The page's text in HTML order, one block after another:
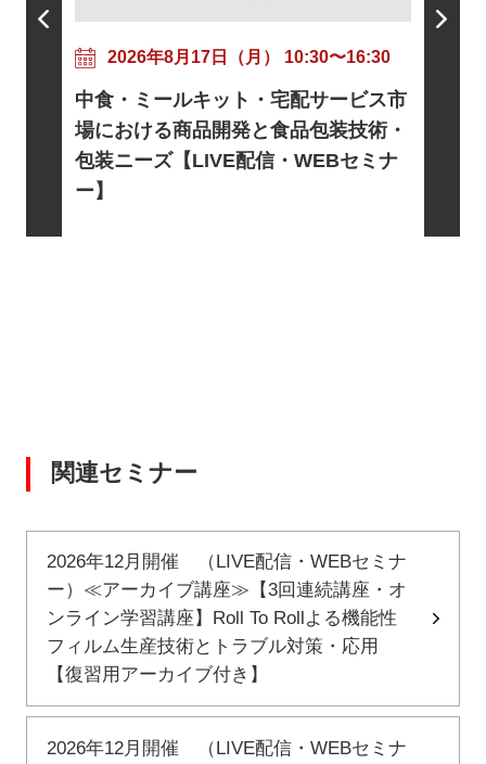
2026年8月17日（月） 10:30〜16:30
中食・ミールキット・宅配サービス市
場における商品開発と食品包装技術・
包装ニーズ【LIVE配信・WEBセミナ
ー】
関連セミナー
2026年12月開催 （LIVE配信・WEBセミナ
ー）≪アーカイブ講座≫【3回連続講座・オ
ンライン学習講座】Roll To Rollよる機能性
フィルム生産技術とトラブル対策・応用
【復習用アーカイブ付き】
2026年12月開催 （LIVE配信・WEBセミナ